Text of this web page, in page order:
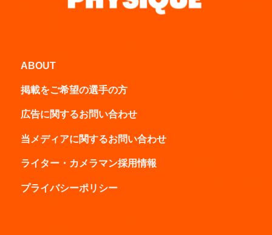
ABOUT
掲載をご希望の選手の方
広告に関するお問い合わせ
当メディアに関するお問い合わせ
ライター・カメラマン採用情報
プライバシーポリシー